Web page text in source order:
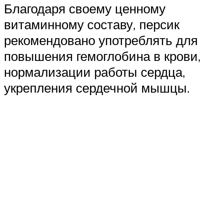
Благодаря своему ценному
витаминному составу, персик
рекомендовано употреблять для
повышения гемоглобина в крови,
нормализации работы сердца,
укрепления сердечной мышцы.